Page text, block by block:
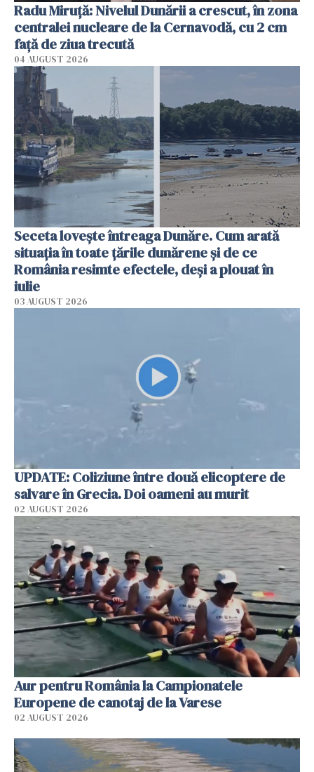
Radu Miruţă: Nivelul Dunării a crescut, în zona
centralei nucleare de la Cernavodă, cu 2 cm
faţă de ziua trecută
04 AUGUST 2026
Seceta lovește întreaga Dunăre. Cum arată
situația în toate țările dunărene și de ce
România resimte efectele, deși a plouat în
iulie
03 AUGUST 2026
UPDATE: Coliziune între două elicoptere de
salvare în Grecia. Doi oameni au murit
02 AUGUST 2026
Aur pentru România la Campionatele
Europene de canotaj de la Varese
02 AUGUST 2026